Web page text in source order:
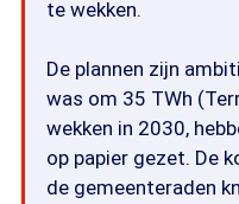
te wekken.
De plannen zijn
was om 35 TWh
wekken in 2030,
op papier gezet. De
de gemeenteraden